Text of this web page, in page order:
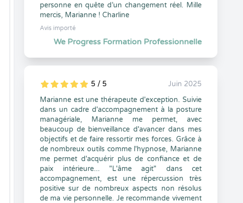
personne en quête d’un changement réel. Mille
mercis, Marianne ! Charline
Avis importé
We Progress Formation Professionnelle
5
1
5
0 5 / 5
Juin 2025
Marianne est une thérapeute d'exception. Suivie
dans un cadre d'accompagnement à la posture
managériale, Marianne me permet, avec
beaucoup de bienveillance d'avancer dans mes
objectifs et de faire ressortir mes forces. Grâce à
de nombreux outils comme l'hypnose, Marianne
me permet d'acquérir plus de confiance et de
paix intérieure... "L'âme agit" dans cet
accompagnement, est une répercussion très
positive sur de nombreux aspects non résolus
de ma vie personnelle. Je recommande vivement